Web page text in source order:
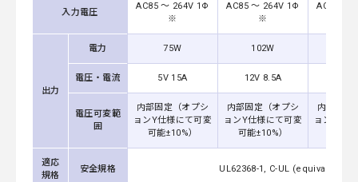
入力電圧
AC85 ～ 264V 1Φ
※
AC85 ～ 264V 1Φ
※
AC85 ～
出力
電力 75W 102W
電圧・電流 5V 15A 12V 8.5A
電圧可変範
囲
内部固定（オプシ
ョンY仕様にて可変
可能±10%）
内部固定（オプシ
ョンY仕様にて可変
可能±10%）
内部固定
ョンY仕
適応
規格
安全規格 UL62368-1, C-UL (equivalent to